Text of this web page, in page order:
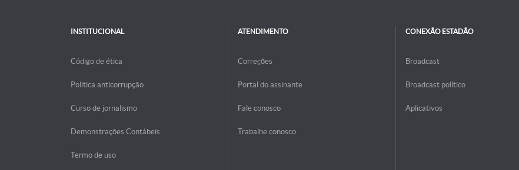
INSTITUCIONAL
Código de ética
Politica anticorrupção
Curso de jornalismo
Demonstrações Contábeis
Termo de uso
ATENDIMENTO
Correções
Portal do assinante
Fale conosco
Trabalhe conosco
CONEXÃO ESTADÃO
Broadcast
Broadcast político
Aplicativos